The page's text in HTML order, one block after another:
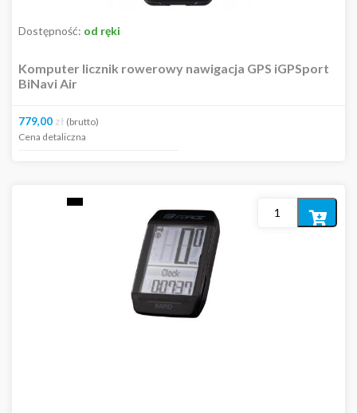
Koszyki na rower
Bezprzewodowe
Przewodowe
Lusterka
Pompki
Dostępność: od ręki
Komputer licznik rowerowy nawigacja GPS iGPSport
BiNavi Air
779,00 zł (brutto)
Cena detaliczna
Dodaj